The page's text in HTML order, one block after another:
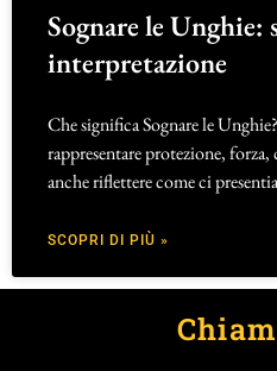
Sognare le Unghie:
interpretazione
Che significa Sognare le
rappresentare protezione, forza,
anche riflettere come ci
SCOPRI DI PIÙ »